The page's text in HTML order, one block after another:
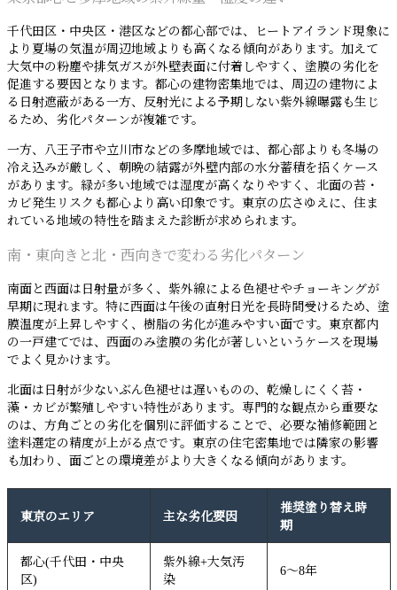
千代田区・中央区・港区などの都心部では、ヒートアイランド現象に
より夏場の気温が周辺地域よりも高くなる傾向があります。加えて
大気中の粉塵や排気ガスが外壁表面に付着しやすく、塗膜の劣化を
促進する要因となります。都心の建物密集地では、周辺の建物によ
る日射遮蔽がある一方、反射光による予期しない紫外線曝露も生じ
るため、劣化パターンが複雑です。
一方、八王子市や立川市などの多摩地域では、都心部よりも冬場の
冷え込みが厳しく、朝晩の結露が外壁内部の水分蓄積を招くケース
があります。緑が多い地域では湿度が高くなりやすく、北面の苔・
カビ発生リスクも都心より高い印象です。東京の広さゆえに、住ま
れている地域の特性を踏まえた診断が求められます。
南・東向きと北・西向きで変わる劣化パターン
南面と西面は日射量が多く、紫外線による色褪せやチョーキングが
早期に現れます。特に西面は午後の直射日光を長時間受けるため、塗
膜温度が上昇しやすく、樹脂の劣化が進みやすい面です。東京都内
の一戸建てでは、西面のみ塗膜の劣化が著しいというケースを現場
でよく見かけます。
北面は日射が少ないぶん色褪せは遅いものの、乾燥しにくく苔・
藻・カビが繁殖しやすい特性があります。専門的な観点から重要な
のは、方角ごとの劣化を個別に評価することで、必要な補修範囲と
塗料選定の精度が上がる点です。東京の住宅密集地では隣家の影響
も加わり、面ごとの環境差がより大きくなる傾向があります。
東京のエリア 主な劣化要因
推奨塗り替え時
期
都心(千代田・中央
区)
紫外線+大気汚
染
6〜8年